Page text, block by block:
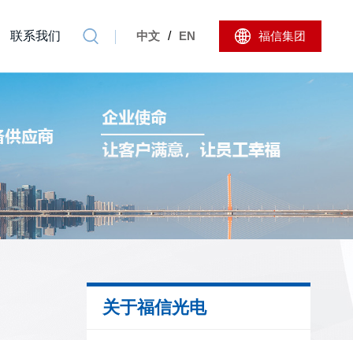
联系我们 中文 / EN 福信集团
关于福信光电